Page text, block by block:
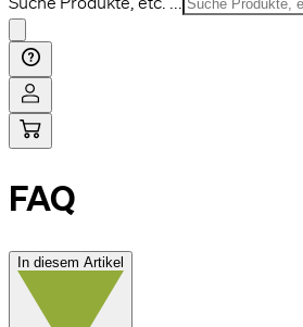
FAQ
In diesem Artikel